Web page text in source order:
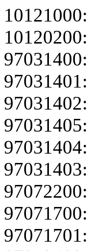
10121000:
10120200:
97031400:
97031401:
97031402:
97031405:
97031404:
97031403:
97072200:
97071700:
97071701: